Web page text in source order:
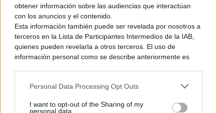
obtener información sobre las audiencias que interactúan
con los anuncios y el contenido.
Esta información también puede ser revelada por nosotros a
terceros en la Lista de Participantes Intermedios de la IAB,
quienes pueden revelarla a otros terceros. El uso de
información personal como se describe anteriormente es
generamos contenido relevante para nuestra audiencia.
recopilación y uso de datos en nuestra Política de
Personal Data Processing Opt Outs
I want to opt-out of the Sharing of my
personal data.
Por el momento no se ha revelado de forma oficial ninguna
otra imagen, aunquecon el rodaje ya empezado no
podemos descartar que llegue más material pronto.
lanzamiento de Moss: The Forgotten
19 mayo, 2026 22:24